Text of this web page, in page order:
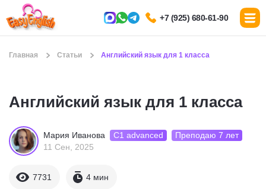
+7 (925) 680-61-90
Главная Статьи Английский язык для 1 класса
Английский язык для 1 класса
Мария Иванова С1 advanced
Преподаю 7 лет
11 Сен, 2025
7731 4 мин